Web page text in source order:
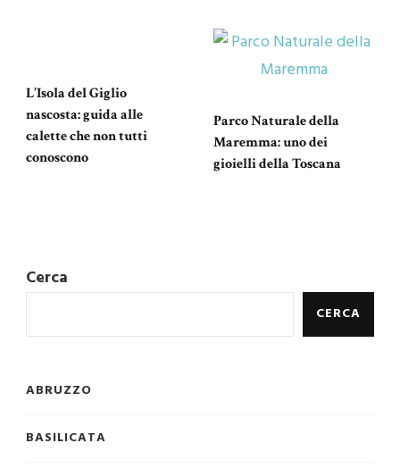
L’Isola del Giglio
nascosta: guida alle
calette che non tutti
conoscono
Parco Naturale della
Maremma: uno dei
gioielli della Toscana
Cerca
CERCA
ABRUZZO
BASILICATA